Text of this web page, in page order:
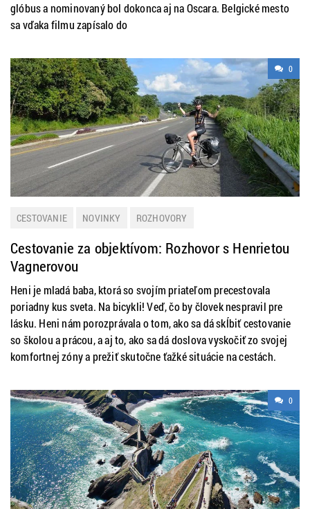
glóbus a nominovaný bol dokonca aj na Oscara. Belgické mesto
sa vďaka filmu zapísalo do
0
CESTOVANIE NOVINKY ROZHOVORY
Cestovanie za objektívom: Rozhovor s Henrietou
Vagnerovou
Heni je mladá baba, ktorá so svojím priateľom precestovala
poriadny kus sveta. Na bicykli! Veď, čo by človek nespravil pre
lásku. Heni nám porozprávala o tom, ako sa dá skĺbiť cestovanie
so školou a prácou, a aj to, ako sa dá doslova vyskočiť zo svojej
komfortnej zóny a prežiť skutočne ťažké situácie na cestách.
0